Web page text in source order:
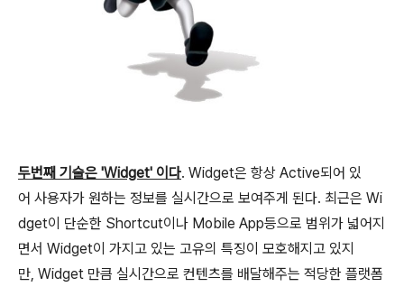
두번째 기술은 'Widget' 이다. Widget은 항상 Active되어 있
어 사용자가 원하는 정보를 실시간으로 보여주게 된다. 최근은 Wi
dget이 단순한 Shortcut이나 Mobile App등으로 범위가 넓어지
면서 Widget이 가지고 있는 고유의 특징이 모호해지고 있지
만, Widget 만큼 실시간으로 컨텐츠를 배달해주는 적당한 플랫폼